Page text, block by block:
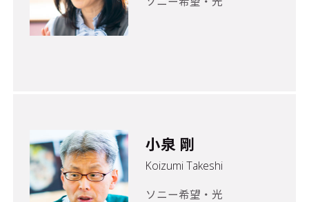
小泉 剛
Koizumi Takeshi
ソニー希望・光